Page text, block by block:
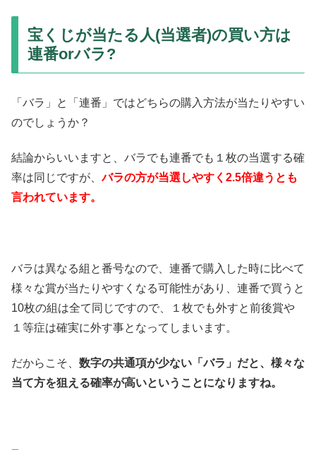
宝くじが当たる人(当選者)の買い方は
連番orバラ?
「バラ」と「連番」ではどちらの購入方法が当たりやすい
のでしょうか？
結論からいいますと、バラでも連番でも１枚の当選する確
率は同じですが、バラの方が当選しやすく2.5倍違うとも
言われています。
バラは異なる組と番号なので、連番で購入した時に比べて
様々な賞が当たりやすくなる可能性があり、連番で買うと
10枚の組は全て同じですので、１枚でも外すと前後賞や
１等症は確実に外す事となってしまいます。
だからこそ、 数字の共通項が少ない「バラ」だと、様々な
当て方を狙える確率が高いということになりますね。